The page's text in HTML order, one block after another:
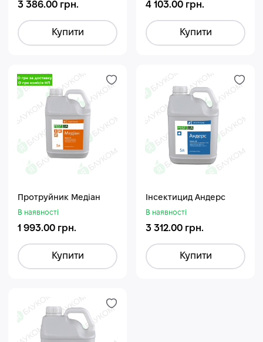
3 386.00 грн.
Купити
4 103.00 грн.
Купити
Протруйник Медіан
В наявності
1 993.00 грн.
Купити
Інсектицид Андерс
В наявності
3 312.00 грн.
Купити